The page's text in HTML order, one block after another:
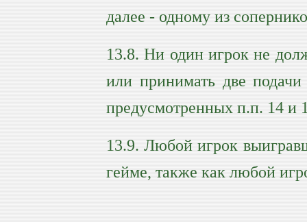
далее - одному из
13.8. Ни один игрок не
или принимать две
предусмотренных п.п. 14 и
13.9. Любой игрок
гейме, также как любой